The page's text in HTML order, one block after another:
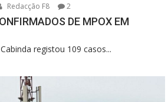
Redacção F8 2
DE MPOX EM
registou 109 casos...